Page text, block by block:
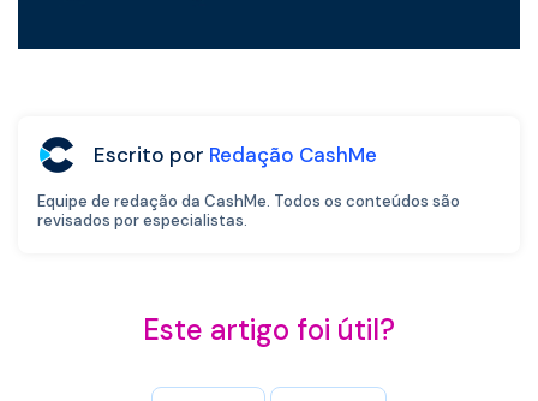
Escrito por Redação CashMe
Equipe de redação da CashMe. Todos os conteúdos são
revisados por especialistas.
Este artigo foi útil?